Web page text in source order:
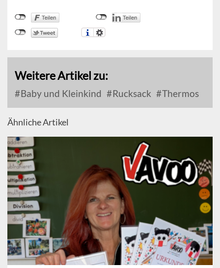
Weitere Artikel zu:
Baby und Kleinkind Rucksack Thermos
Ähnliche Artikel